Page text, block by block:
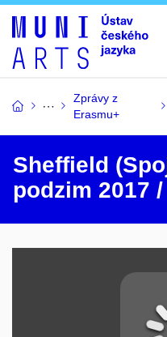
Zprávy z
Erasmu+
Sheffield
podzim 2017